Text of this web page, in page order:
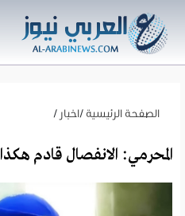
الصفحة الرئيسية /اخبار /
المحرمي: الانفصال قادم هكذا